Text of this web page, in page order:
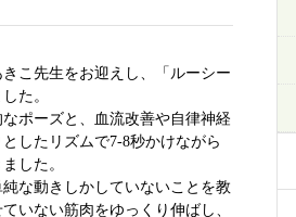
こ先生をお迎えし、「ルーシー
た。
ポーズと、血流改善や自律神経
したリズムで7-8秒かけながら
した。
な動きしかしていないことを教
いない筋肉をゆっくり伸ばし、